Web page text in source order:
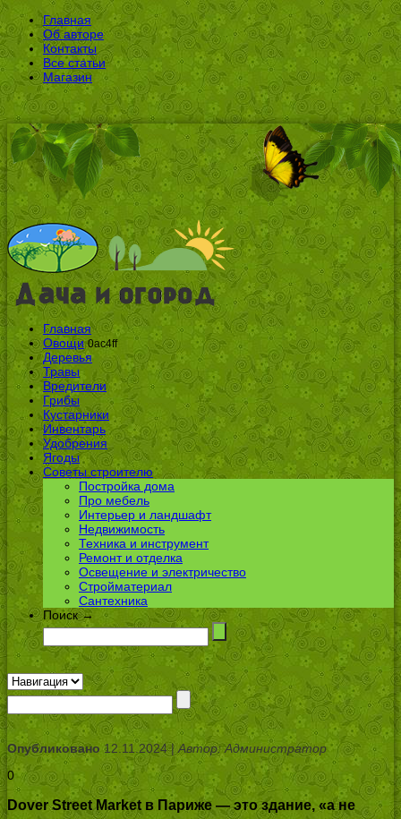
Главная
Об авторе
Контакты
Все статьи
Магазин
Главная
Овощи 0ac4ff
Деревья
Травы
Вредители
Грибы
Кустарники
Инвентарь
Удобрения
Ягоды
Советы строителю
Постройка дома
Про мебель
Интерьер и ландшафт
Недвижимость
Техника и инструмент
Ремонт и отделка
Освещение и электричество
Стройматериал
Сантехника
Поиск →
Опубликовано12.11.2024 | Автор: Администратор
0
Dover Street Market в Париже — это здание, «а не